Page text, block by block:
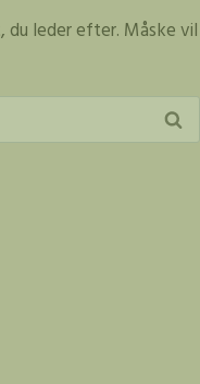
leder efter. Måske vil